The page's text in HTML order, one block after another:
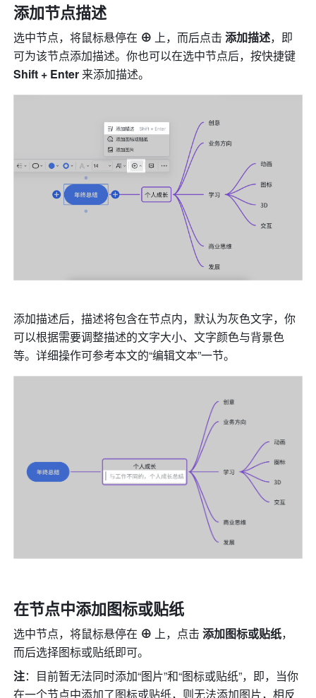
添加节点描述
选中节点，将鼠标悬停在 ⊕ 上，而后点击 添加描述，即
Shift + Enter 来添加描述。
添加描述后，描述将包含在节点内，默认为灰色文字，你
可以根据需要调整描述的文字大小、文字颜色与背景色
等。详细操作可参考本文的“编辑文本”一节。
在节点中添加图标或贴纸
选中节点，将鼠标悬停在 ⊕ 上，点击 添加图标或贴纸，
而后选择图标或贴纸即可。
注：目前暂无法同时添加“图片”和“图标或贴纸”，即，当你
在一个节点中添加了图标或贴纸，则无法添加图片，相反